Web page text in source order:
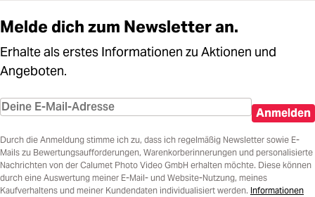
Melde dich zum Newsletter an.
Erhalte als erstes Informationen zu Aktionen und
Angeboten.
Anmelden
Durch die Anmeldung stimme ich zu, dass ich regelmäßig Newsletter sowie E-
Mails zu Bewertungsaufforderungen, Warenkorberinnerungen und personalisierte
Nachrichten von der Calumet Photo Video GmbH erhalten möchte. Diese können
durch eine Auswertung meiner E-Mail- und Website-Nutzung, meines
Kaufverhaltens und meiner Kundendaten individualisiert werden. Informationen